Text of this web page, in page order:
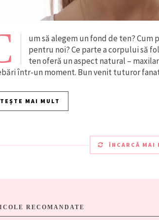
um să alegem un fond de ten?
pentru noi? Ce parte a corpului să
ten oferă un aspect natural –
într-un moment. Bun venit tuturor
MAI MULT
ÎNCARCĂ MAI
RECOMANDATE